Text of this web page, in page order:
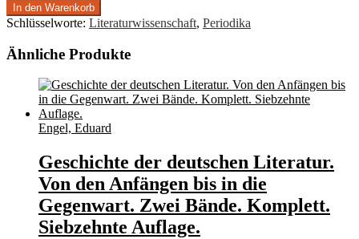
In den Warenkorb
Schlüsselworte: Literaturwissenschaft, Periodika
Ähnliche Produkte
Engel, Eduard
Geschichte der deutschen Literatur.
Von den Anfängen bis in die
Gegenwart. Zwei Bände. Komplett.
Siebzehnte Auflage.